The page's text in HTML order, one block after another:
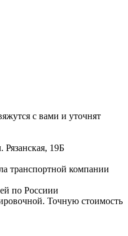
с вами и уточнят
Рязанская, 19Б
транспортной компании
по Россиии
Точную стоимость